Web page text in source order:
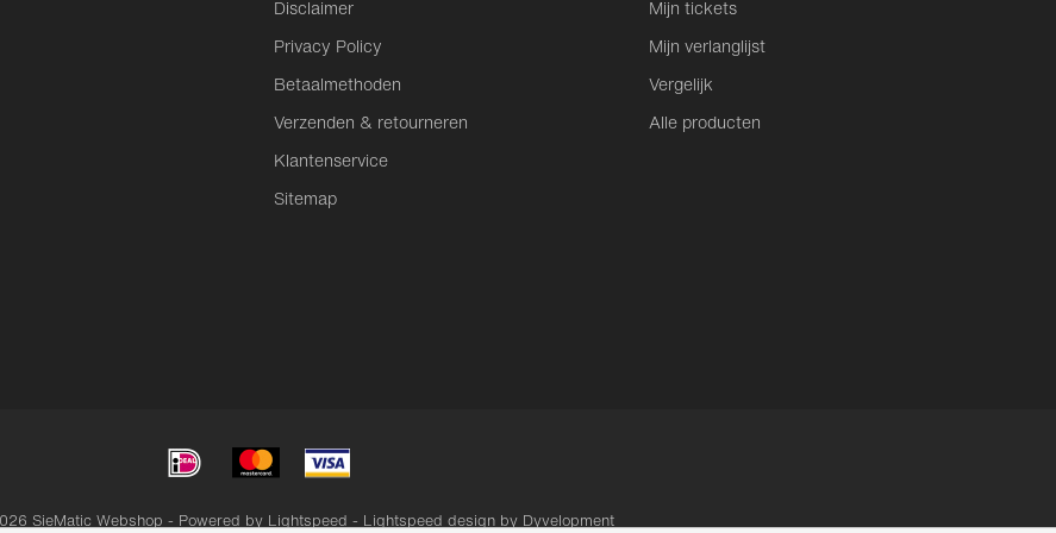
Disclaimer
Privacy Policy
Betaalmethoden
Verzenden & retourneren
Klantenservice
Sitemap
Mijn tickets
Mijn verlanglijst
Vergelijk
Alle producten
SieMatic Webshop - Powered by Lightspeed - Lightspeed design by Dyvelopment